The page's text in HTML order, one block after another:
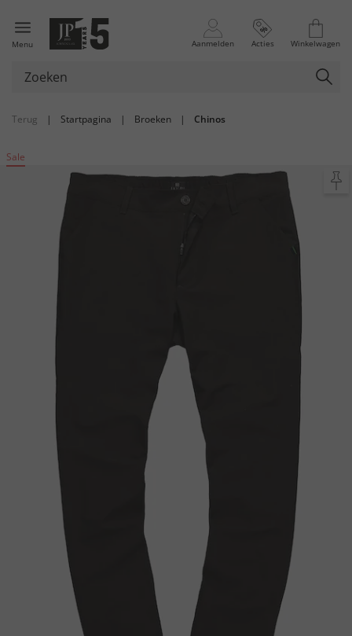
Menu Aanmelden Acties Winkelwagen
Terug | Startpagina | Broeken | Chinos
Sale